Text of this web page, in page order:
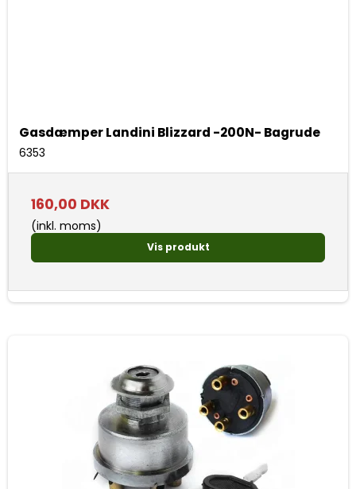
Gasdæmper Landini Blizzard -200N- Bagrude
6353
160,00 DKK
(inkl. moms)
Vis produkt